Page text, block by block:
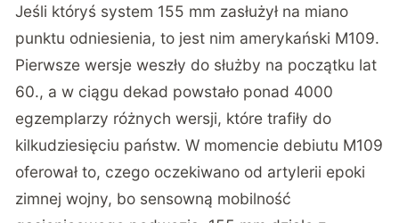
Jeśli któryś system 155 mm zasłużył na miano
punktu odniesienia, to jest nim amerykański M109.
Pierwsze wersje weszły do służby na początku lat
60., a w ciągu dekad powstało ponad 4000
egzemplarzy różnych wersji, które trafiły do
kilkudziesięciu państw. W momencie debiutu M109
oferował to, czego oczekiwano od artylerii epoki
zimnej wojny, bo sensowną mobilność